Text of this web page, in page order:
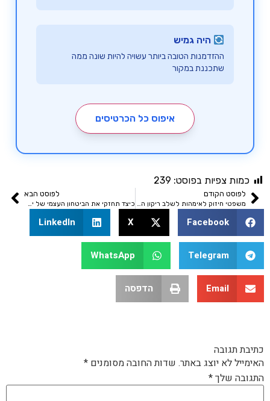
היה גמיש
ההזדמנות הטובה ביותר עשויה להיות שונה ממה
שתכננת במקור
איפוס כל הכרטיסים
כמות צפיות בפוסט: 239
לפוסט הקודם
משפטי חיזוק לאימהות לשלב ריקון הקן
לפוסט הבא
כיצד תחזקי את הביטחון העצמי של ילדייך?
Facebook
X
LinkedIn
Telegram
WhatsApp
Email הדפסה
כתיבת תגובה
האימייל לא יוצג באתר. שדות החובה מסומנים *
התגובה שלך*